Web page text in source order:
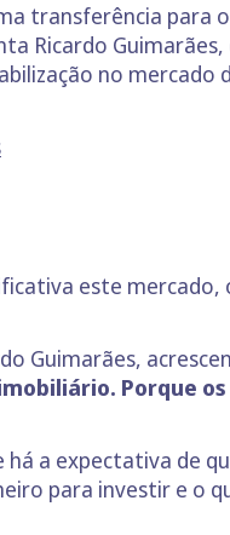
transferência para
Ricardo Guimarães,
no mercado
este mercado,
Guimarães,
Porque
há a expectativa de
para investir e o